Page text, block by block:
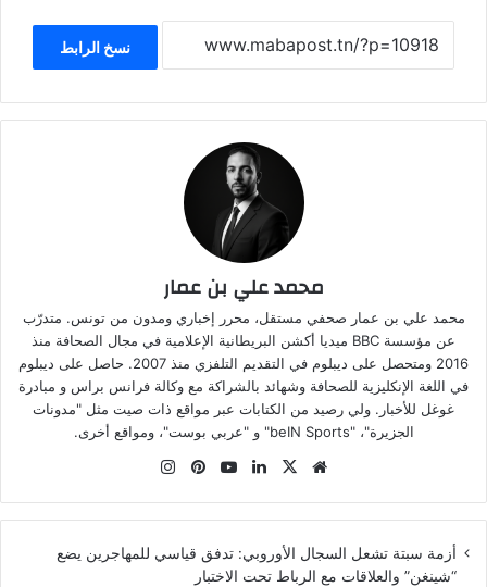
نسخ الرابط
محمد علي بن عمار
محمد علي بن عمار صحفي مستقل، محرر إخباري ومدون من تونس. متدرّب
عن مؤسسة BBC ميديا أكشن البريطانية الإعلامية في مجال الصحافة منذ
2016 ومتحصل على ديبلوم في التقديم التلفزي منذ 2007. حاصل على ديبلوم
في اللغة الإنكليزية للصحافة وشهائد بالشراكة مع وكالة فرانس براس و مبادرة
غوغل للأخبار. ولي رصيد من الكتابات عبر مواقع ذات صيت مثل "مدونات
الجزيرة"، "beIN Sports" و "عربي بوست"، ومواقع أخرى.
موقع
‫X لينكدإن‫YouTubeبينتيريست
أزمة سبتة تشعل السجال الأوروبي: تدفق قياسي للمهاجرين يضع
“شينغن” والعلاقات مع الرباط تحت الاختبار